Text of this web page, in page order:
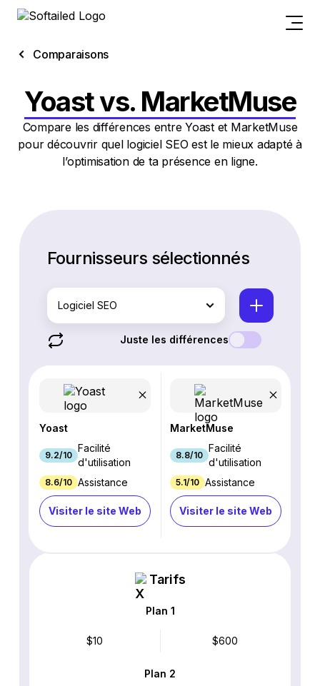
Comparaisons
Yoast vs. MarketMuse
Compare les différences entre Yoast et MarketMuse
pour découvrir quel logiciel SEO est le mieux adapté à
l’optimisation de ta présence en ligne.
Fournisseurs sélectionnés
Logiciel SEO
Juste les différences
Yoast
9.2/10
Facilité
d'utilisation
8.6/10 Assistance
Visiter le site Web
MarketMuse
8.8/10
Facilité
d'utilisation
5.1/10 Assistance
Visiter le site Web
Tarifs
Plan 1
$10 $600
Plan 2